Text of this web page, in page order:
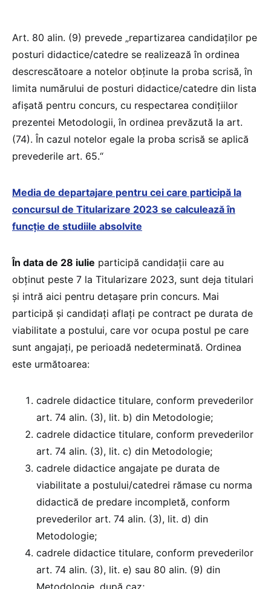
Art. 80 alin. (9) prevede „repartizarea candidaţilor pe
posturi didactice/catedre se realizează în ordinea
descrescătoare a notelor obținute la proba scrisă, în
limita numărului de posturi didactice/catedre din lista
afișată pentru concurs, cu respectarea condițiilor
prezentei Metodologii, în ordinea prevăzută la art.
(74). În cazul notelor egale la proba scrisă se aplică
prevederile art. 65.“
Media de departajare pentru cei care participă la
concursul de Titularizare 2023 se calculează în
funcție de studiile absolvite
În data de 28 iulie participă candidații care au
obținut peste 7 la Titularizare 2023, sunt deja titulari
și intră aici pentru detașare prin concurs. Mai
participă și candidați aflați pe contract pe durata de
viabilitate a postului, care vor ocupa postul pe care
sunt angajați, pe perioadă nedeterminată. Ordinea
este următoarea:
cadrele didactice titulare, conform prevederilor
art. 74 alin. (3), lit. b) din Metodologie;
cadrele didactice titulare, conform prevederilor
art. 74 alin. (3), lit. c) din Metodologie;
cadrele didactice angajate pe durata de
viabilitate a postului/catedrei rămase cu norma
didactică de predare incompletă, conform
prevederilor art. 74 alin. (3), lit. d) din
Metodologie;
cadrele didactice titulare, conform prevederilor
art. 74 alin. (3), lit. e) sau 80 alin. (9) din
Metodologie, după caz;